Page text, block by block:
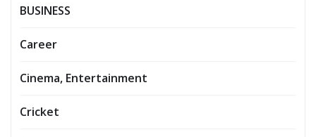
BUSINESS
Career
Cinema, Entertainment
Cricket